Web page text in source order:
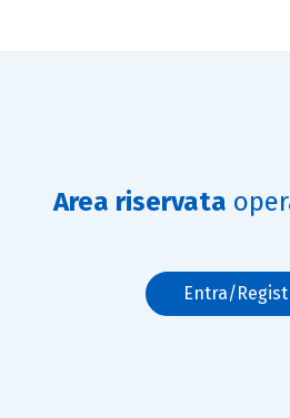
Area riservata
Entra/